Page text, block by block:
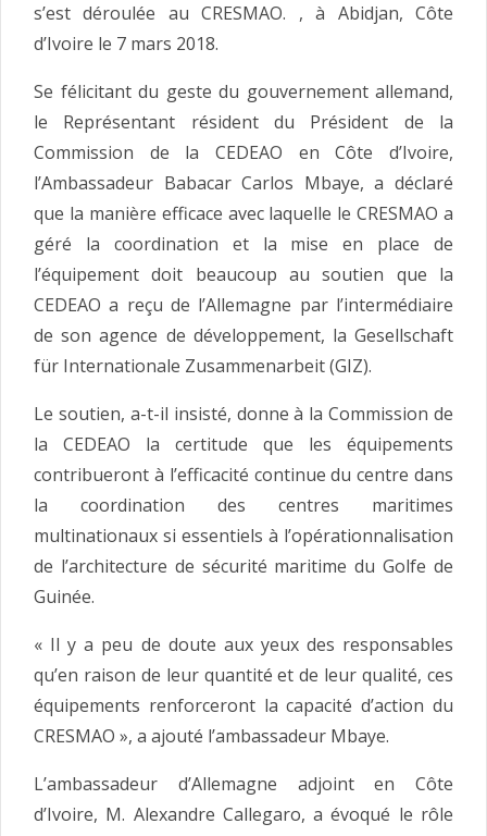
s’est déroulée au CRESMAO. , à Abidjan, Côte
d’Ivoire le 7 mars 2018.
Se félicitant du geste du gouvernement allemand,
le Représentant résident du Président de la
Commission de la CEDEAO en Côte d’Ivoire,
l’Ambassadeur Babacar Carlos Mbaye, a déclaré
que la manière efficace avec laquelle le CRESMAO a
géré la coordination et la mise en place de
l’équipement doit beaucoup au soutien que la
CEDEAO a reçu de l’Allemagne par l’intermédiaire
de son agence de développement, la Gesellschaft
für Internationale Zusammenarbeit (GIZ).
Le soutien, a-t-il insisté, donne à la Commission de
la CEDEAO la certitude que les équipements
contribueront à l’efficacité continue du centre dans
la coordination des centres maritimes
multinationaux si essentiels à l’opérationnalisation
de l’architecture de sécurité maritime du Golfe de
Guinée.
« Il y a peu de doute aux yeux des responsables
qu’en raison de leur quantité et de leur qualité, ces
équipements renforceront la capacité d’action du
CRESMAO », a ajouté l’ambassadeur Mbaye.
L’ambassadeur d’Allemagne adjoint en Côte
d’Ivoire, M. Alexandre Callegaro, a évoqué le rôle